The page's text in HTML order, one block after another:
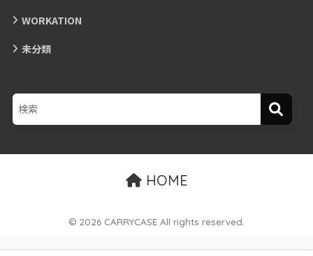
WORKATION
未分類
HOME
© 2026 CARRYCASE All rights reserved.